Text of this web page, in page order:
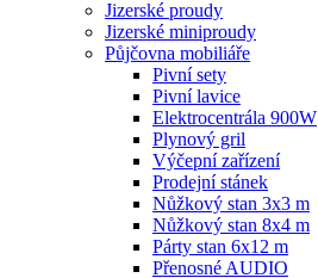
Jizerské proudy
Jizerské miniproudy
Půjčovna mobiliáře
Pivní sety
Pivní lavice
Elektrocentrála 900W
Plynový gril
Výčepní zařízení
Prodejní stánek
Nůžkový stan 3x3 m
Nůžkový stan 8x4 m
Párty stan 6x12 m
Přenosné AUDIO